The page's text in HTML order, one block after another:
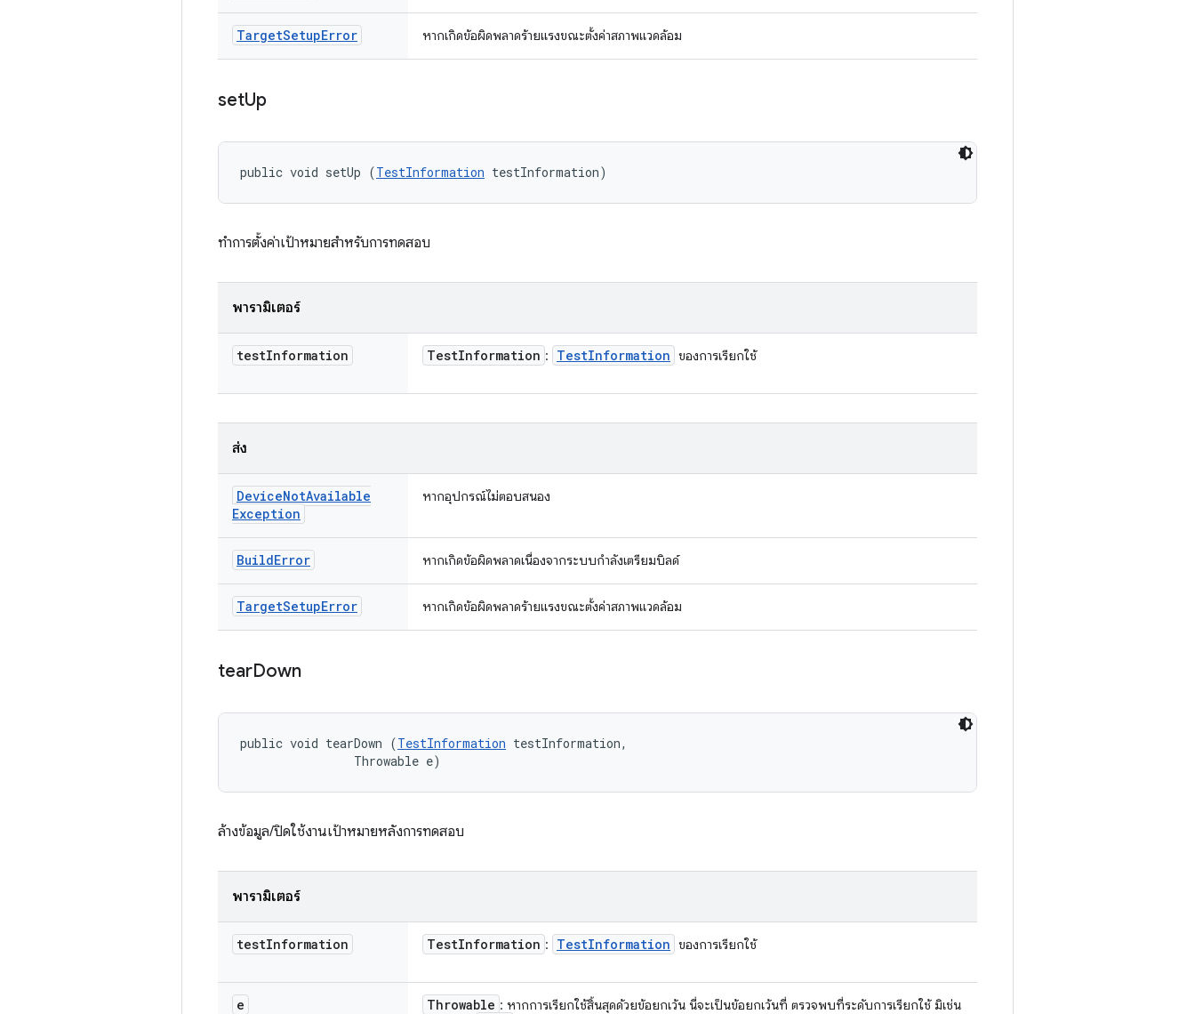
TargetSetupError หากเกิดข้อผิดพลาดร้ายแรงขณะตั้งค่าสภาพแวดล้อม
setUp
public void setUp (TestInformation testInformation)
ทำการตั้งค่าเป้าหมายสำหรับการทดสอบ
พารามิเตอร์
testInformation TestInformation : TestInformation ของการเรียกใช้
ส่ง
DeviceNotAvailable
Exception
หากอุปกรณ์ไม่ตอบสนอง
BuildError หากเกิดข้อผิดพลาดเนื่องจากระบบกำลังเตรียมบิลด์
TargetSetupError หากเกิดข้อผิดพลาดร้ายแรงขณะตั้งค่าสภาพแวดล้อม
tearDown
public void tearDown (TestInformation testInformation,
                Throwable e)
ล้างข้อมูล/ปิดใช้งานเป้าหมายหลังการทดสอบ
พารามิเตอร์
testInformation TestInformation : TestInformation ของการเรียกใช้
e Throwable : หากการเรียกใช้สิ้นสุดด้วยข้อยกเว้น นี่จะเป็นข้อยกเว้นที่ ตรวจพบที่ระดับการเรียกใช้ มิเช่น